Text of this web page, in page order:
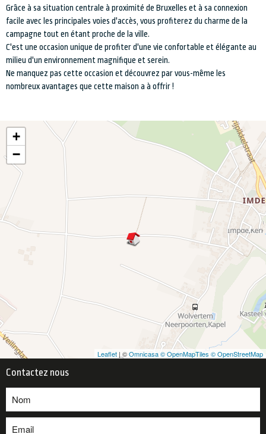
Grâce à sa situation centrale à proximité de Bruxelles et à sa connexion
facile avec les principales voies d'accès, vous profiterez du charme de la
campagne tout en étant proche de la ville.
C'est une occasion unique de profiter d'une vie confortable et élégante au
milieu d'un environnement magnifique et serein.
Ne manquez pas cette occasion et découvrez par vous-même les
nombreux avantages que cette maison a à offrir !
+
−
Leaflet | ©Omnicasa ©OpenMapTiles ©OpenStreetMap
Contactez nous